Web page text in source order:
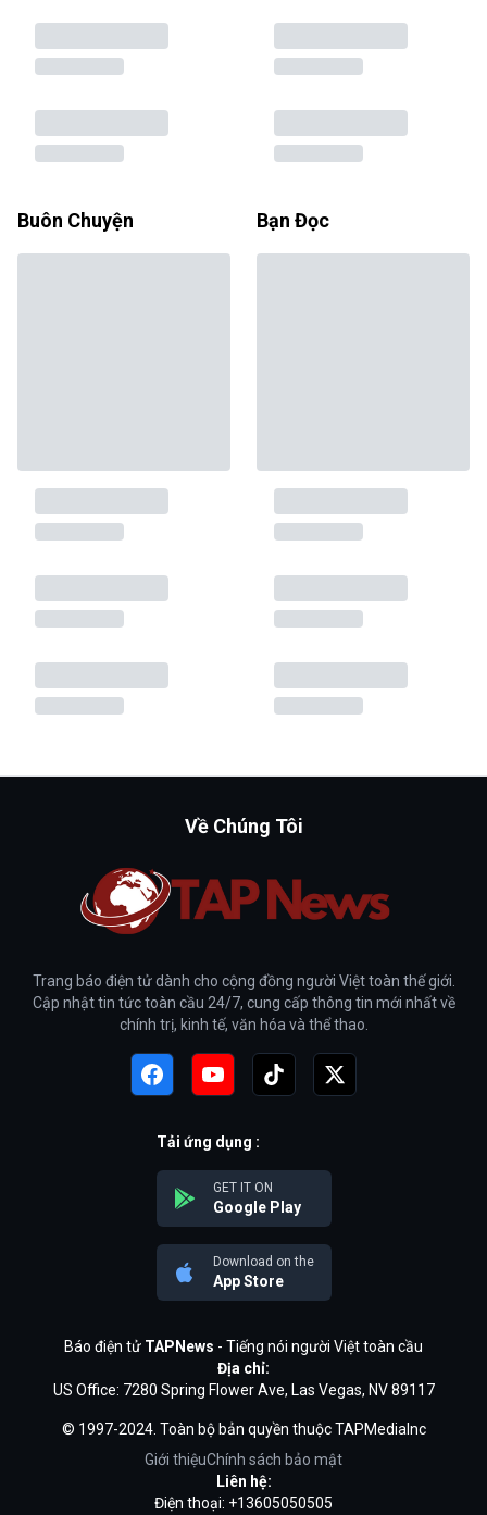
Buôn Chuyện Bạn Đọc
Về Chúng Tôi
Trang báo điện tử dành cho cộng đồng người Việt toàn thế giới.
Cập nhật tin tức toàn cầu 24/7, cung cấp thông tin mới nhất về
chính trị, kinh tế, văn hóa và thể thao.
Tải ứng dụng :
GET IT ON
Google Play
Download on the
App Store
Báo điện tử TAPNews - Tiếng nói người Việt toàn cầu
Địa chỉ:
US Office: 7280 Spring Flower Ave, Las Vegas, NV 89117
© 1997-2024. Toàn bộ bản quyền thuộc TAPMediaInc
Giới thiệuChính sách bảo mật
Liên hệ:
Điện thoại: +13605050505